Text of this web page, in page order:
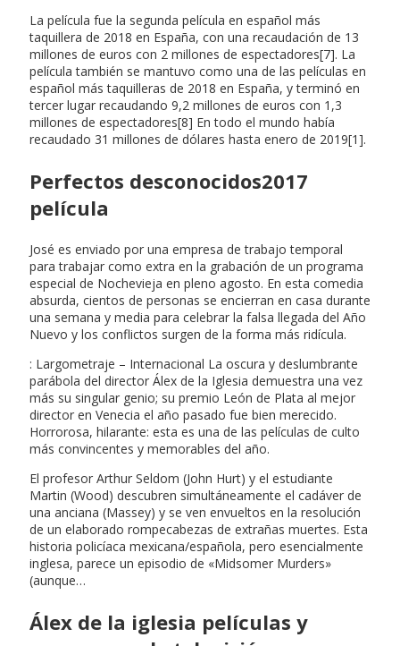
La película fue la segunda película en español más
taquillera de 2018 en España, con una recaudación de 13
millones de euros con 2 millones de espectadores[7]. La
película también se mantuvo como una de las películas en
español más taquilleras de 2018 en España, y terminó en
tercer lugar recaudando 9,2 millones de euros con 1,3
millones de espectadores[8] En todo el mundo había
recaudado 31 millones de dólares hasta enero de 2019[1].
Perfectos desconocidos2017
película
José es enviado por una empresa de trabajo temporal
para trabajar como extra en la grabación de un programa
especial de Nochevieja en pleno agosto. En esta comedia
absurda, cientos de personas se encierran en casa durante
una semana y media para celebrar la falsa llegada del Año
Nuevo y los conflictos surgen de la forma más ridícula.
: Largometraje – Internacional La oscura y deslumbrante
parábola del director Álex de la Iglesia demuestra una vez
más su singular genio; su premio León de Plata al mejor
director en Venecia el año pasado fue bien merecido.
Horrorosa, hilarante: esta es una de las películas de culto
más convincentes y memorables del año.
El profesor Arthur Seldom (John Hurt) y el estudiante
Martin (Wood) descubren simultáneamente el cadáver de
una anciana (Massey) y se ven envueltos en la resolución
de un elaborado rompecabezas de extrañas muertes. Esta
historia policíaca mexicana/española, pero esencialmente
inglesa, parece un episodio de «Midsomer Murders»
(aunque…
Álex de la iglesia películas y